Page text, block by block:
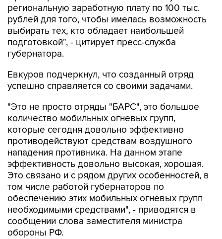
региональную заработную плату по 100 тыс.
рублей для того, чтобы имелась возможность
выбирать тех, кто обладает наибольшей
подготовкой", - цитирует пресс-служба
губернатора.
Евкуров подчеркнул, что созданный отряд
успешно справляется со своими задачами.
"Это не просто отряды "БАРС", это большое
количество мобильных огневых групп,
которые сегодня довольно эффективно
противодействуют средствам воздушного
нападения противника. На данном этапе
эффективность довольно высокая, хорошая.
Это связано и с рядом других особенностей, в
том числе работой губернаторов по
обеспечению этих мобильных огневых групп
необходимыми средствами", - приводятся в
сообщении слова заместителя министра
обороны РФ.